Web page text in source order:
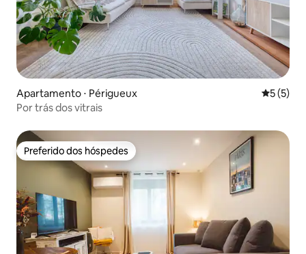
Apartamento ⋅ Périgueux 5 de
5 (5)
Por trás dos vitrais
Preferido dos hóspedes
Preferido dos hóspedes